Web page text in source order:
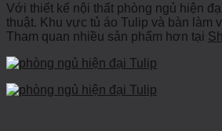
Với thiết kế nội thất phòng ngủ hiện
thuật. Khu vực tủ áo Tulip và bàn làm
Tham quan nhiều sản phẩm hơn tại